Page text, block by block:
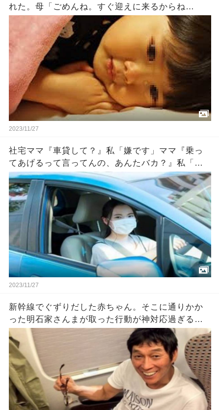
れた。母「ごめんね。すぐ迎えに来るからね
（泣）」父「ごめんな…」私『…』→数十年後…
2023/11/27
社宅ママ『車貸して？』私「嫌です」ママ『乗っ
てあげるって言ってんの、あんたバカ？』私「バ
カとはなんですか！」『新入りのクセに生意気！
パパに言いつけてやる！』後日→
2023/11/27
新幹線でぐずりだした赤ちゃん。そこに通りかか
った明石家さんまが取った行動が神対応過ぎる…
が、オチがスゴかった。